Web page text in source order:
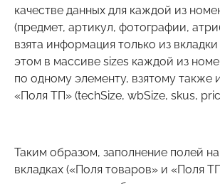
качестве данных для каждой из
(предмет, артикул, фотографии,
взята информация только из
этом в массиве sizes каждой из
по одному элементу, взятому также
«Поля ТП» (techSize, wbSize, skus,
Таким образом, заполнение полей
вкладках («Поля товаров» и «Поля